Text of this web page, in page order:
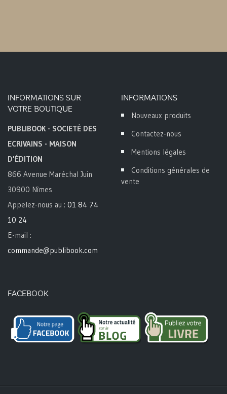
INFORMATIONS SUR
VOTRE BOUTIQUE
PUBLIBOOK - SOCIETÉ DES
ECRIVAINS - MAISON
D'ÉDITION
866 Avenue Maréchal Juin
30900 Nîmes
Appelez-nous au : 01 84 74
10 24
E-mail :
commande@publibook.com
INFORMATIONS
Nouveaux produits
Contactez-nous
Mentions légales
Conditions générales de
vente
FACEBOOK